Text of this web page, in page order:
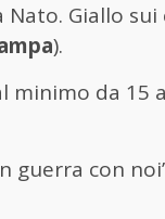
Nato. Giallo sui
).
minimo da 15
guerra con